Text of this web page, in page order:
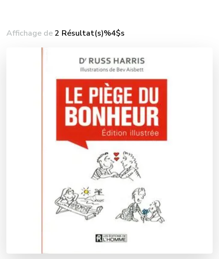
Affichage de2 Résultat(s)%4$s